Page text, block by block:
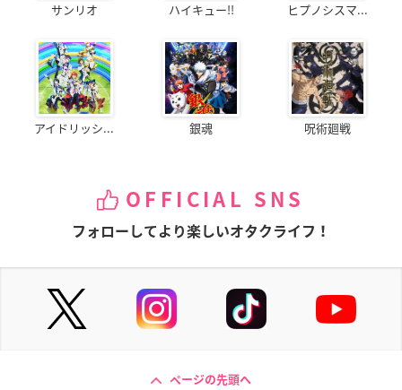
サンリオ ハイキュー!! ヒプノシスマ...
アイドリッシ... 銀魂 呪術廻戦
OFFICIAL SNS
フォローしてより楽しいオタクライフ！
ページの先頭へ